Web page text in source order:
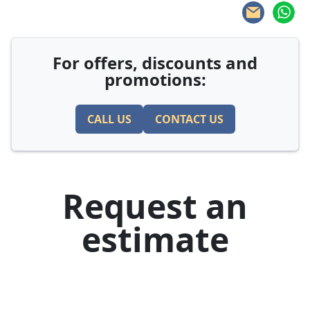
For offers, discounts and
promotions:
CALL US CONTACT US
Request an
estimate